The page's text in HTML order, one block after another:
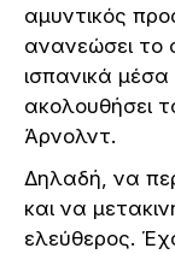
αμυντικός
ανανεώσει το
ισπανικά
ακολουθήσει
Άρνολντ.
Δηλαδή, να
και να
ελεύθερος.